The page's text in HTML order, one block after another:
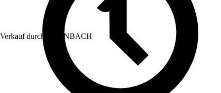
Verkauf durch: HORNBACH